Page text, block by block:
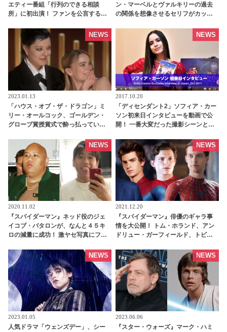
エティー番組「行列のできる相談
所」に初出演！ ファンを公言する仲
に超特別なプレゼントにビリーも
「オーマイゴッド」 - tvgroove
ン・マーベルとヴァルキリーの過去
の関係を想像させるセリフがカット
2023.01.13
「ハウス・オブ・ザ・ドラゴン」ミ
リー・オールコック、ゴールデン・
グローブ賞授賞式で酔っ払ってい
題に［写真あり］ - tvgroove
NEWS
2017.10.20
「ディセンダント2」ソフィア・カー
ソン初来日インタビューを動画で公
開！ 一番大変だった撮影シーンと
NEWS
2020.11.02
『スパイダーマン』ネッド役のジェ
イコブ・バタロンが、なんと４５キ
ロの減量に成功！ 激ヤセ写真にファ
tvgroove
NEWS
2021.12.20
『スパイダーマン』俳優のギャラ事
情を大公開！ トム・ホランド、アン
ドリュー・ガーフィールド、トビ
額だったのはなんとアノ人 -
tvgroove
NEWS
2023.01.05
人気ドラマ「ウェンズデー」、シー
NEWS
2023.06.06
『スター・ウォーズ』マーク・ハミ
NEWS